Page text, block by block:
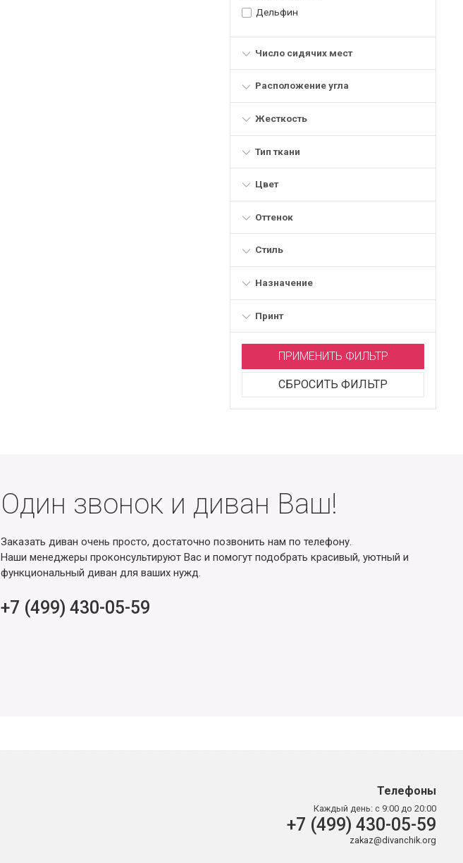
Дельфин
Число сидячих мест
Расположение угла
Жесткость
Тип ткани
Цвет
Оттенок
Стиль
Назначение
Принт
ПРИМЕНИТЬ ФИЛЬТР
СБРОСИТЬ ФИЛЬТР
Один звонок и диван Ваш!
Заказать диван очень просто, достаточно позвонить нам по телефону.
Наши менеджеры проконсультируют Вас и помогут подобрать красивый, уютный и
функциональный диван для ваших нужд.
+7 (499) 430-05-59
Телефоны
Каждый день: с 9:00 до 20:00
+7 (499) 430-05-59
zakaz@divanchik.org